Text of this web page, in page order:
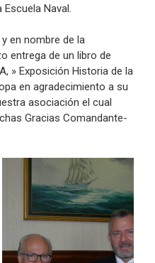
Naval.
en nombre de la
entrega de un libro de
» Exposición Historia de la
en agradecimiento a su
asociación el cual
Gracias Comandante-